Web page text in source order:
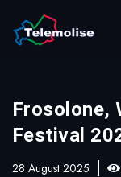
Frosolone,
Festival
28 August 2025